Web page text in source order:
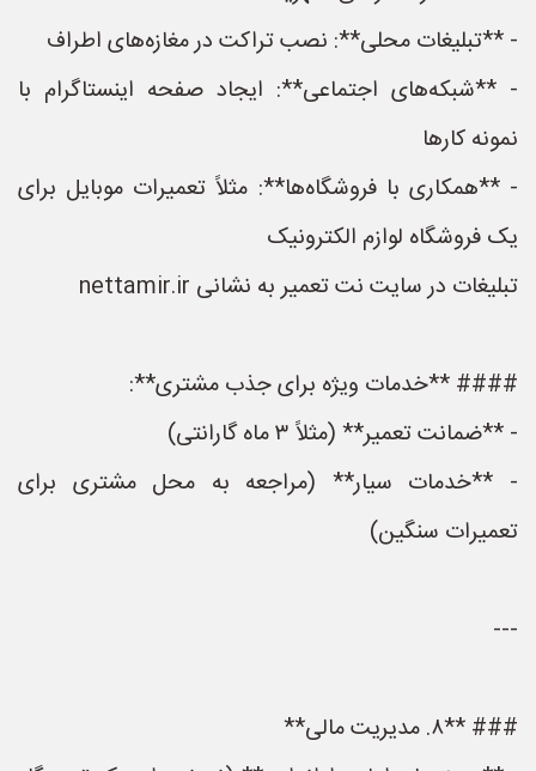
- **تبلیغات محلی**: نصب تراکت در مغازه‌های اطراف
- **شبکه‌های اجتماعی**: ایجاد صفحه اینستاگرام با
نمونه کارها
- **همکاری با فروشگاه‌ها**: مثلاً تعمیرات موبایل برای
یک فروشگاه لوازم الکترونیک
تبلیغات در سایت نت تعمیر به نشانی nettamir.ir
#### **خدمات ویژه برای جذب مشتری**:
- **ضمانت تعمیر** (مثلاً ۳ ماه گارانتی)
- **خدمات سیار** (مراجعه به محل مشتری برای
تعمیرات سنگین)
---
### **۸. مدیریت مالی**